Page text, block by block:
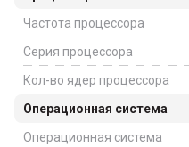
Частота процессора
Серия процессора
Кол-во ядер процессора
Операционная система
Операционная система